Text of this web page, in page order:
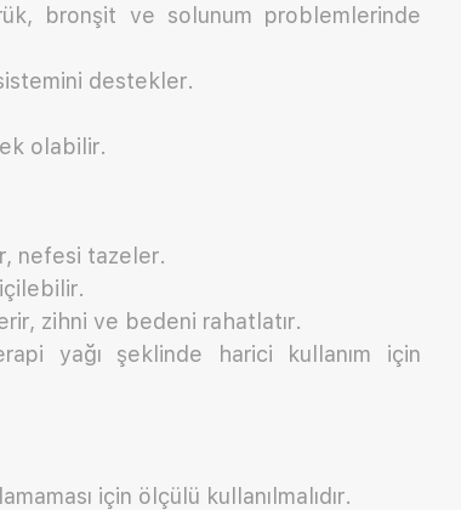
bronşit ve solunum problemlerinde
destekler.
olabilir.
nefesi tazeler.
zihni ve bedeni rahatlatır.
yağı şeklinde harici kullanım için
için ölçülü kullanılmalıdır.